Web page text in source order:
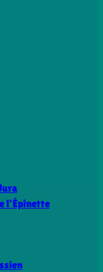
l’Épinette